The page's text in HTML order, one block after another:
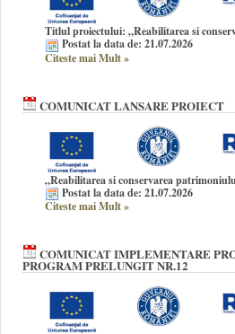
Titlul proiectului: „Reabilitarea si
Postat la data de: 21.07.2026
Citeste mai Mult»
COMUNICAT LANSARE PROIECT
„Reabilitarea si conservarea
Postat la data de: 21.07.2026
Citeste mai Mult»
COMUNICAT IMPLEMENTARE
PROGRAM PRELUNGIT NR.12